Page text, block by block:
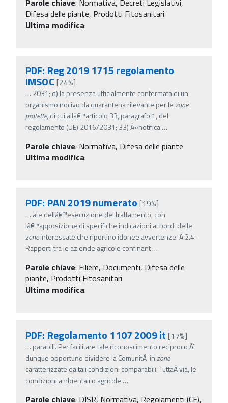
Difesa delle piante, Prodotti Fitosanitari
Ultima modifica:
PDF: Reg 2019 1715 regolamento
IMSOC [24%]
… 2031; d) la presenza ufficialmente confermata di un
organismo nocivo da quarantena rilevante per lezone
protette, di cui allâ€™articolo 33, paragrafo 1, del
regolamento (UE) 2016/2031; 33) Â«notifica…
Parole chiave: Normativa, Difesa delle piante
Ultima modifica:
PDF: PAN 2019 numerato [19%]
… ate dellâ€™esecuzione del trattamento, con
lâ€™apposizione di specifiche indicazioni ai bordi delle
zoneinteressate che riportino idonee avvertenze. A.2.4 -
Rapporti tra le aziende agricole confinant…
Parole chiave: Filiere, Documenti, Difesa delle
piante, Prodotti Fitosanitari
Ultima modifica:
PDF: Regolamento 1107 2009 it [17%]
… parabili. Per facilitare tale riconoscimento reciproco Ã¨
dunque opportuno dividere la ComunitÃ inzone
caratterizzate da tali condizioni comparabili. TuttaÂ­ via, le
condizioni ambientali o agricole …
Parole chiave: DISR, Normativa, Regolamenti (CE),